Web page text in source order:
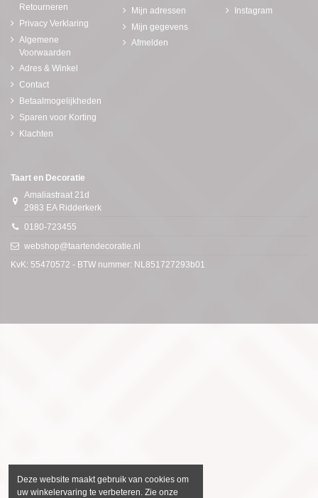
Retourneren
Privacy Verklaring
Algemene
Voorwaarden
Adres & Winkel
Contact
Betaalmogelijkheden
Sparen voor Korting
Klachten
Mijn adressen
Mijn gegevens
Afmelden
Instagram
Taart en Decoratie
Amaliastraat 21d
2983 EA Ridderkerk
0180-723455
webshop@taartendecoratie.nl
KvK: 55470572 - BTW nummer: NL851727293b01
Deze website maakt gebruik van cookies om
uw winkelervaring te verbeteren. Zie onze